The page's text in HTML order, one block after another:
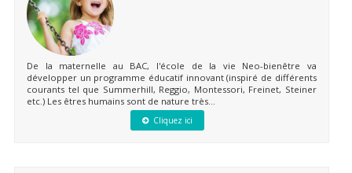
De la maternelle au BAC, l'école de la vie Neo-bienêtre va
développer un programme éducatif innovant (inspiré de différents
courants tel que Summerhill, Reggio, Montessori, Freinet, Steiner
etc.) Les êtres humains sont de nature très...
Cliquez ici